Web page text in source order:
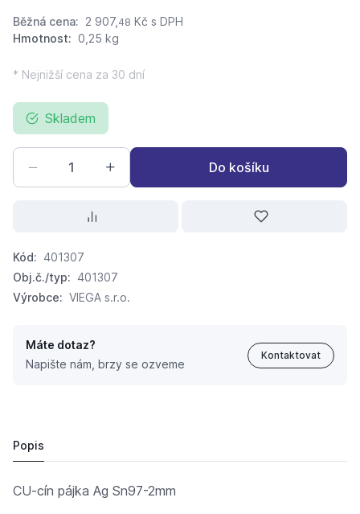
Běžná cena: 2 907, 48 Kč s DPH
Hmotnost: 0,25 kg
* Nejnižší cena za 30 dní
Skladem
Do košíku
Kód: 401307
Obj.č./typ: 401307
Výrobce: VIEGA s.r.o.
Máte dotaz?
Napište nám, brzy se ozveme
Kontaktovat
Popis
CU-cín pájka Ag Sn97-2mm